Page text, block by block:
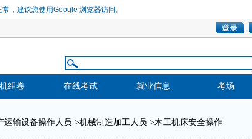
常，建议您使用Google 浏览器访问。
组卷 在线考试 就业信息 考场
运输设备操作人员 >机械制造加工人员 >木工机床安全操作